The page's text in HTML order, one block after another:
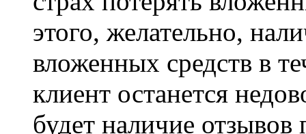
этого, желательно,
вложенных средств в
клиент останется
будет наличие отзывов